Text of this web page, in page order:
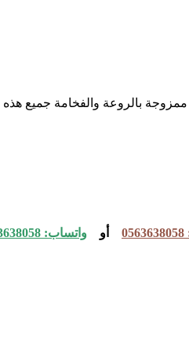
بالروعة والفخامة جميع هذه
أو واتساب: 0563638058